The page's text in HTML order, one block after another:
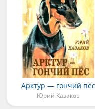
Арктур — гончий пес
Юрий Казаков